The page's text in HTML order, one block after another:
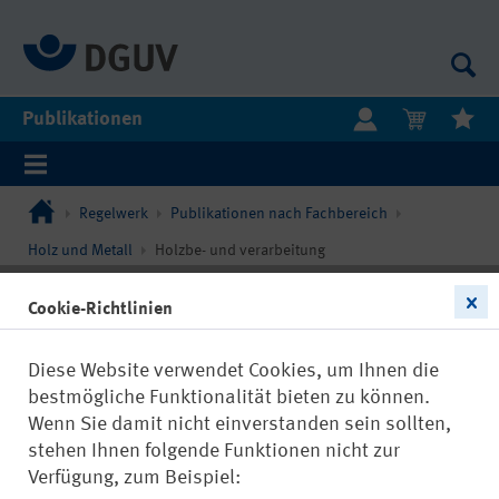
Publikationen
Regelwerk Publikationen nach Fachbereich
Holz und Metall Holzbe- und verarbeitung
Cookie-Richtlinien
Diese Website verwendet Cookies, um Ihnen die
bestmögliche Funktionalität bieten zu können.
Wenn Sie damit nicht einverstanden sein sollten,
stehen Ihnen folgende Funktionen nicht zur
Verfügung, zum Beispiel: